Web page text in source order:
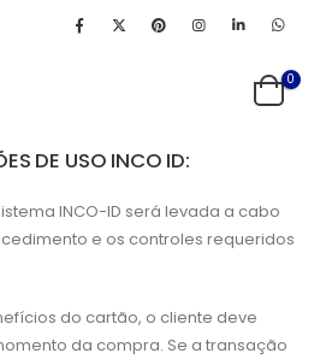
0
DE USO INCO ID:
INCO-ID será levada a cabo
e os controles requeridos
do cartão, o cliente deve
da compra. Se a transação